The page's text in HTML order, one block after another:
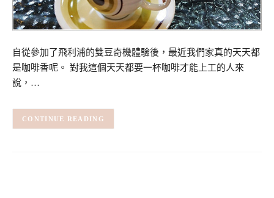
自從參加了飛利浦的雙豆奇機體驗後，最近我們家真的天天都
是咖啡香呢。 對我這個天天都要一杯咖啡才能上工的人來
說，…
CONTINUE READING